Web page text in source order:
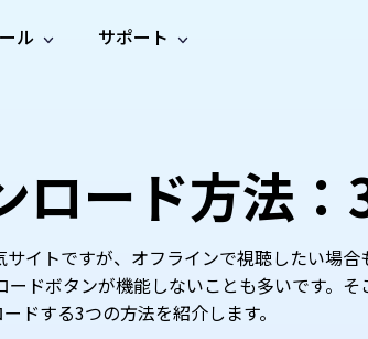
LINE データ復元
LINEのデータを復元
写真修
メント
修復
動画高
画質化
AI
写真高
画質化
AI
オンラ
オンラ
ル
化
WindowsのDLLエラーを修復
Email Repair
破損したPST/OSTファイルを修復
サポート
ード方法
イトですが、オフラインで視聴したい場
ドボタンが機能しないことも多いです。
ドする3つの方法を紹介します。